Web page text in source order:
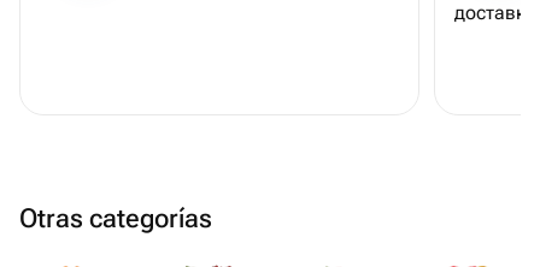
Otras categorías